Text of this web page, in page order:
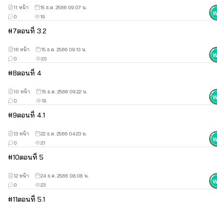
19
0
11 หน้า 15 ธ.ค. 2566 09:07 น.
#7ตอนที่ 3.2
20
0
16 หน้า 15 ธ.ค. 2566 09:13 น.
#8ตอนที่ 4
19
0
10 หน้า 15 ธ.ค. 2566 09:22 น.
#9ตอนที่ 4.1
21
0
13 หน้า 22 ธ.ค. 2566 04:23 น.
#10ตอนที่ 5
23
0
12 หน้า 24 ธ.ค. 2566 08:08 น.
#11ตอนที่ 5.1